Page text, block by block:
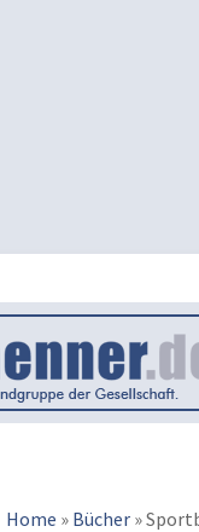
Home » Bücher »